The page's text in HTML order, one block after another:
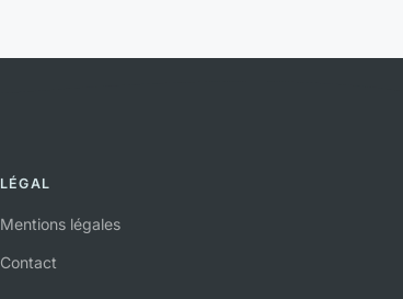
LÉGAL
Mentions légales
Contact